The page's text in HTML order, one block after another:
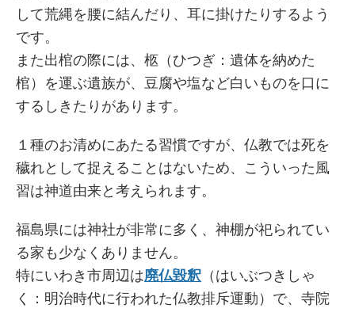
して荒縄を腰に結んだり、耳に掛けたりするよう
です。
また出棺の際には、柩（ひつぎ：遺体を納めた
棺）を運ぶ遺族が、豆腐や塩など白いものを口に
するしきたりがあります。
１種のお清めにあたる習慣ですが、仏教では死を
穢れとして捉えることはないため、こういった風
習は神道由来と考えられます。
福島県には神社が非常に多く、神棚が祀られてい
る家も少なくありません。
特にいわき市周辺は廃仏毀釈 （はいぶつきしゃ
く：明治時代に行われた仏教排斥運動）で、寺院